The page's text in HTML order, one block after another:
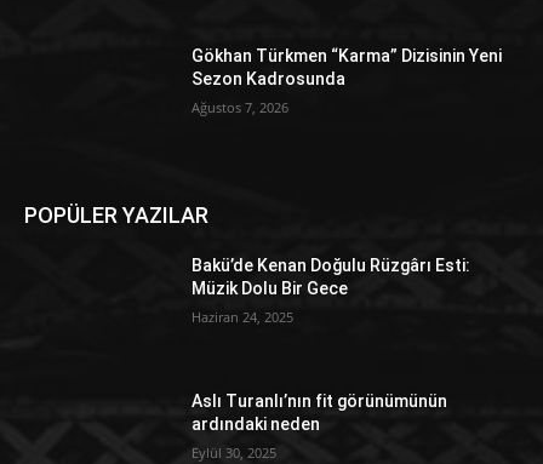
Gökhan Türkmen “Karma” Dizisinin Yeni
Sezon Kadrosunda
Ağustos 7, 2026
POPÜLER YAZILAR
Bakü’de Kenan Doğulu Rüzgârı Esti:
Müzik Dolu Bir Gece
Haziran 24, 2025
Aslı Turanlı’nın fit görünümünün
ardındaki neden
Eylül 30, 2025